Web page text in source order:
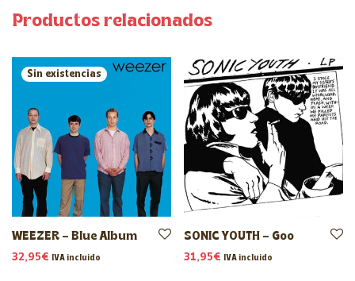
Productos relacionados
WEEZER – Blue Album
32,95€ IVA incluido
SONIC YOUTH – Goo
31,95€ IVA incluido